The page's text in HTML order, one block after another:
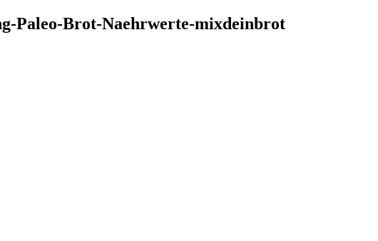
Paleo-Brot-Naehrwerte-mixdeinbrot